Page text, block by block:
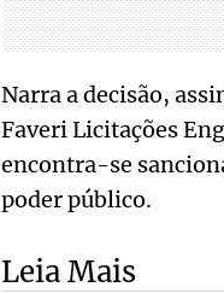
Narra a decisão,
Faveri Licitações
encontra-se
poder público.
Leia Mais